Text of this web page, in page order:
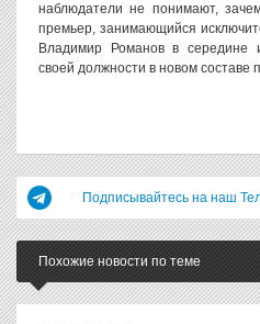
наблюдатели не понимают,
премьер, занимающийся
Владимир Романов в
своей должности в новом составе
Подписывайтесь на наш
Похожие новости по теме